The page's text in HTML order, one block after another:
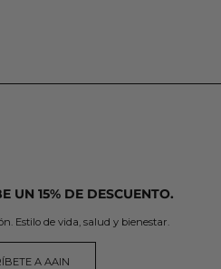
UN 15% DE DESCUENTO.
Estilo de vida, salud y bienestar.
A AAIN